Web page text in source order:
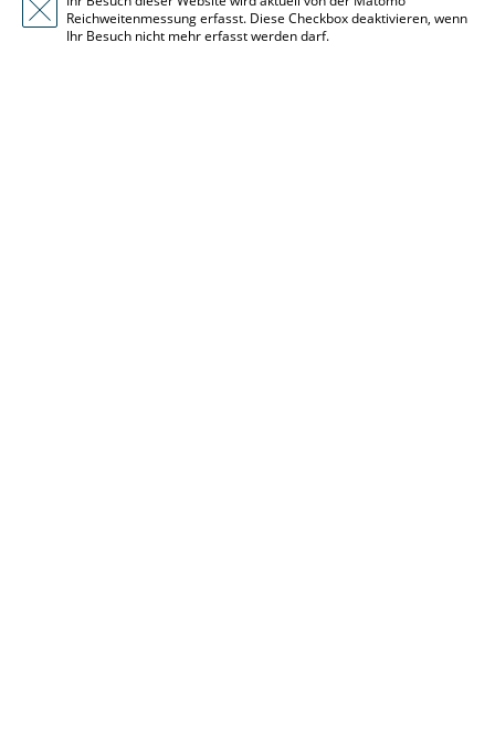
Reichweitenmessung erfasst. Diese Checkbox deaktivieren, wenn
Ihr Besuch nicht mehr erfasst werden darf.